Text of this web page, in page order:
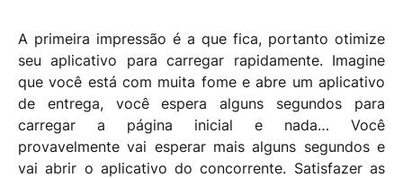
A primeira impressão é a que fica, portanto otimize
seu aplicativo para carregar rapidamente. Imagine
que você está com muita fome e abre um aplicativo
de entrega, você espera alguns segundos para
carregar a página inicial e nada… Você
provavelmente vai esperar mais alguns segundos e
vai abrir o aplicativo do concorrente. Satisfazer as